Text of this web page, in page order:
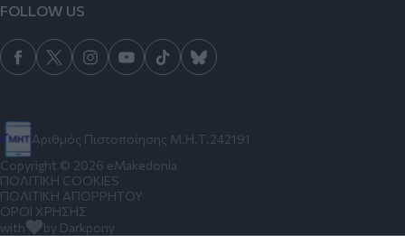
Αριθμός Πιστοποίησης Μ.Η.Τ.242191
FOLLOW US
Copyright © 2026 eMakedonia
ΠΟΛΙΤΙΚΗ COOKIES
ΠΟΛΙΤΙΚΗ ΑΠΟΡΡΗΤΟΥ
ΟΡΟΙ ΧΡΗΣΗΣ
with
by Darkpony